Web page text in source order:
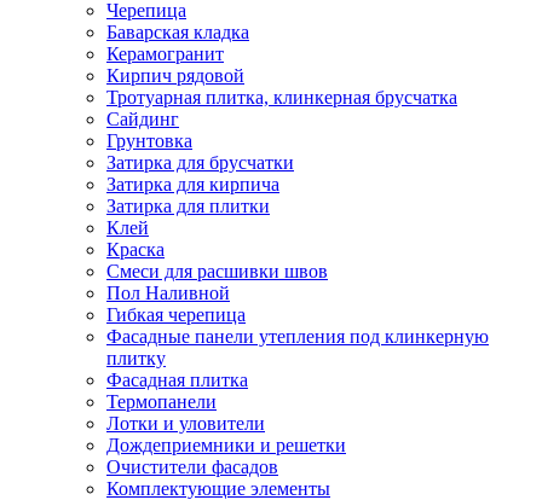
Черепица
Баварская кладка
Керамогранит
Кирпич рядовой
Тротуарная плитка, клинкерная брусчатка
Сайдинг
Грунтовка
Затирка для брусчатки
Затирка для кирпича
Затирка для плитки
Клей
Краска
Смеси для расшивки швов
Пол Наливной
Гибкая черепица
Фасадные панели утепления под клинкерную
плитку
Фасадная плитка
Термопанели
Лотки и уловители
Дождеприемники и решетки
Очистители фасадов
Комплектующие элементы